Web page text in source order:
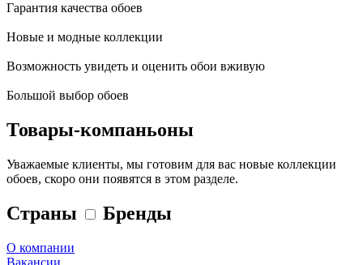
Гарантия качества обоев
Новые и модные коллекции
Возможность увидеть и оценить обои вживую
Большой выбор обоев
Товары-компаньоны
Уважаемые клиенты, мы готовим для вас новые коллекции
обоев, скоро они появятся в этом разделе.
Страны Бренды
О компании
Вакансии